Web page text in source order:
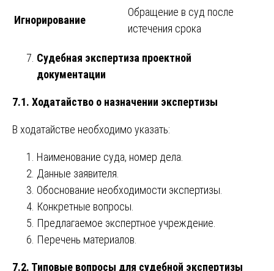
Игнорирование
Обращение в суд после
истечения срока
Судебная экспертиза проектной
документации
7.1. Ходатайство о назначении экспертизы
В ходатайстве необходимо указать:
Наименование суда, номер дела.
Данные заявителя.
Обоснование необходимости экспертизы.
Конкретные вопросы.
Предлагаемое экспертное учреждение.
Перечень материалов.
7.2. Типовые вопросы для судебной экспертизы